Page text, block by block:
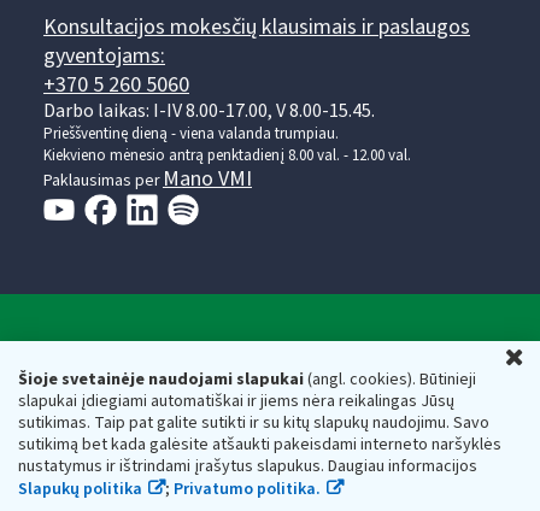
Šioje svetainėje naudojami slapukai(angl. cookies). Būtinieji
slapukai įdiegiami automatiškai ir jiems nėra reikalingas Jūsų
sutikimas. Taip pat galite sutikti ir su kitų slapukų naudojimu. Savo
sutikimą bet kada galėsite atšaukti pakeisdami interneto naršyklės
nustatymus ir ištrindami įrašytus slapukus. Daugiau informacijos
Slapukų politika
; Privatumo politika.
Konsultacijos mokesčių klausimais ir paslaugos
gyventojams:
+370 5 260 5060
Darbo laikas: I-IV 8.00-17.00, V 8.00-15.45.
Prieššventinę dieną - viena valanda trumpiau.
Kiekvieno mėnesio antrą penktadienį 8.00 val. - 12.00 val.
Paklausimas per Mano VMI
Respublikos finansų ministerijos
Biudžetinė įstaiga. Juridinio asmens kodas — 188659752,
adresas: Vasario 16-osios g. 14, 01107 Vilnius, Lietuva, el.paštas:
vmi@vmi.lt, E. pristatymo dėžutės adresas 188659752
Duomenys apie Valstybinę mokesčių inspekciją prie Lietuvos
Respublikos finansų ministerijos kaupiami ir saugomi Juridinių